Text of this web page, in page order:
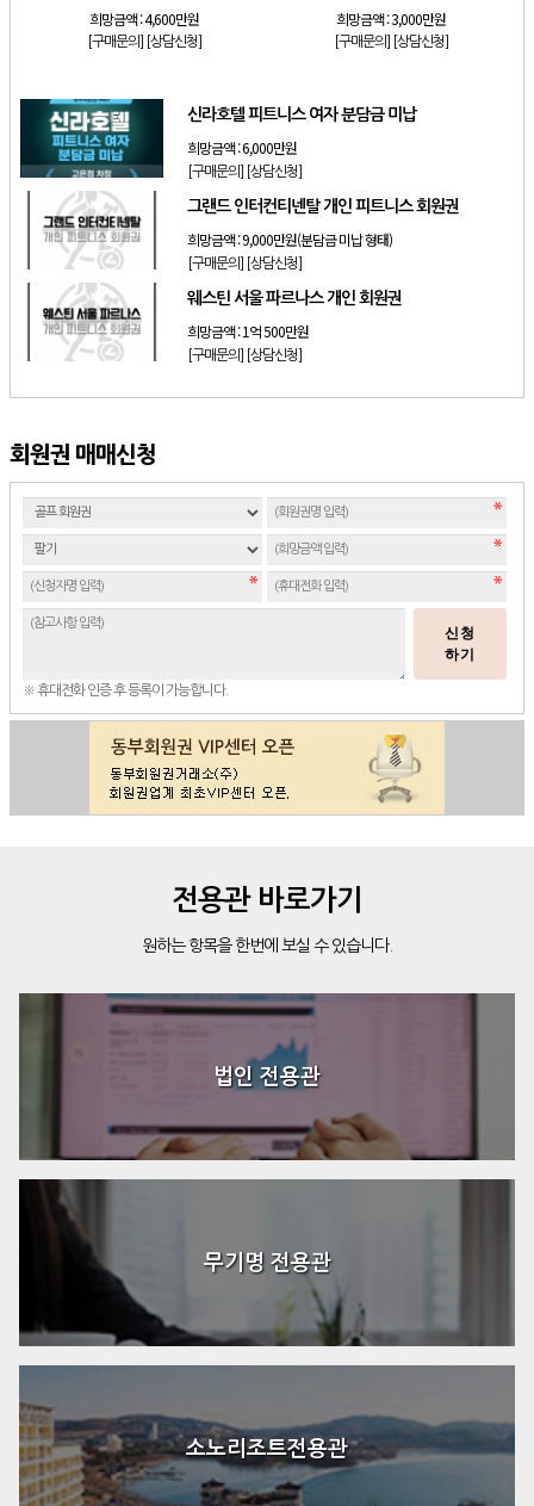
희망금액 :4,600만원
[구매문의] [상담신청]
희망금액 :3,000만원
[구매문의] [상담신청]
신라호텔 피트니스 여자 분담금 미납
희망금액 :6,000만원
[구매문의] [상담신청]
그랜드 인터컨티넨탈 개인 피트니스 회원권
희망금액 :9,000만원(분담금 미납 형태)
[구매문의] [상담신청]
웨스틴 서울 파르나스 개인 회원권
희망금액 :1억 500만원
[구매문의] [상담신청]
회원권 매매신청
신청
하기
※ 휴대전화 인증 후 등록이 가능합니다.
전용관 바로가기
원하는 항목을 한번에 보실 수 있습니다.
법인 전용관
무기명 전용관
소노리조트전용관